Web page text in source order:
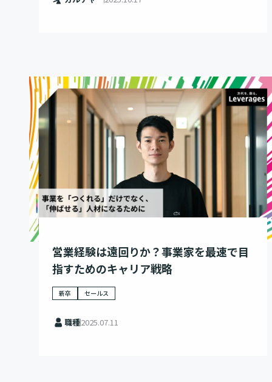
営業経験は遠回りか？事業家を最速で目
指すためのキャリア戦略
新卒 セールス
職種2025.07.11